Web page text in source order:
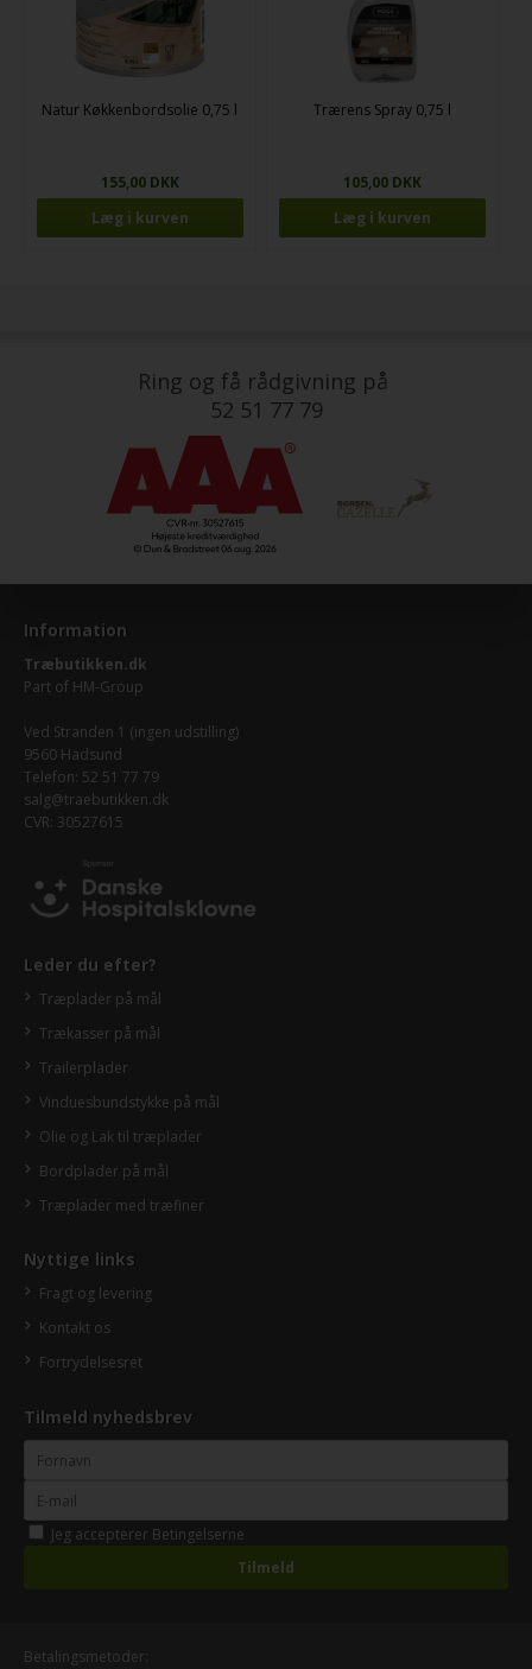
Natur Køkkenbordsolie 0,75 l
155,00 DKK
Trærens Spray 0,75 l
105,00 DKK
Ring og få rådgivning på
52 51 77 79
Information
Træbutikken.dk
Part of HM-Group
Ved Stranden 1 (ingen udstilling)
9560 Hadsund
Telefon: 52 51 77 79
salg@traebutikken.dk
CVR: 30527615
Leder du efter?
Træplader på mål
Trækasser på mål
Trailerplader
Vinduesbundstykke på mål
Olie og Lak til træplader
Bordplader på mål
Træplader med træfiner
Nyttige links
Fragt og levering
Kontakt os
Fortrydelsesret
Tilmeld nyhedsbrev
Jeg accepterer Betingelserne
Betalingsmetoder: